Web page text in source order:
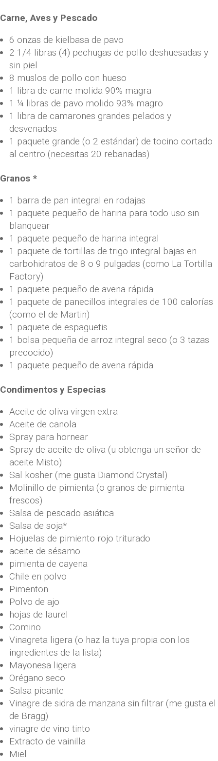
Carne, Aves y Pescado
6 onzas de kielbasa de pavo
2 1/4 libras (4) pechugas de pollo deshuesadas y
sin piel
8 muslos de pollo con hueso
1 libra de carne molida 90% magra
1 ¼ libras de pavo molido 93% magro
1 libra de camarones grandes pelados y
desvenados
1 paquete grande (o 2 estándar) de tocino cortado
al centro (necesitas 20 rebanadas)
Granos *
1 barra de pan integral en rodajas
1 paquete pequeño de harina para todo uso sin
blanquear
1 paquete pequeño de harina integral
1 paquete de tortillas de trigo integral bajas en
carbohidratos de 8 o 9 pulgadas (como La Tortilla
Factory)
1 paquete pequeño de avena rápida
1 paquete de panecillos integrales de 100 calorías
(como el de Martin)
1 paquete de espaguetis
1 bolsa pequeña de arroz integral seco (o 3 tazas
precocido)
1 paquete pequeño de avena rápida
Condimentos y Especias
Aceite de oliva virgen extra
Aceite de canola
Spray para hornear
Spray de aceite de oliva (u obtenga un señor de
aceite Misto)
Sal kosher (me gusta Diamond Crystal)
Molinillo de pimienta (o granos de pimienta
frescos)
Salsa de pescado asiática
Salsa de soja*
Hojuelas de pimiento rojo triturado
aceite de sésamo
pimienta de cayena
Chile en polvo
Pimenton
Polvo de ajo
hojas de laurel
Comino
Vinagreta ligera (o haz la tuya propia con los
ingredientes de la lista)
Mayonesa ligera
Orégano seco
Salsa picante
Vinagre de sidra de manzana sin filtrar (me gusta el
de Bragg)
vinagre de vino tinto
Extracto de vainilla
Miel